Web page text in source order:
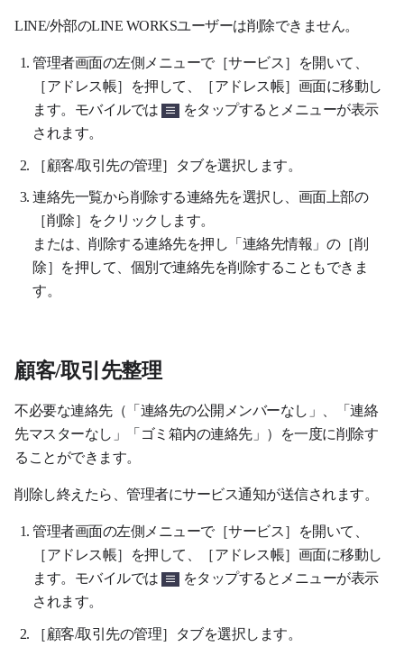
LINE/外部のLINE WORKSユーザーは削除できません。
管理者画面の左側メニューで［サービス］を開いて、
［アドレス帳］を押して、［アドレス帳］画面に移動し
ます。モバイルでは
をタップするとメニューが表示
されます。
［顧客/取引先の管理］タブを選択します。
連絡先一覧から削除する連絡先を選択し、画面上部の
［削除］をクリックします。
または、削除する連絡先を押し「連絡先情報」の［削
除］を押して、個別で連絡先を削除することもできま
す。
顧客/取引先整理
不必要な連絡先（「連絡先の公開メンバーなし」、「連絡
先マスターなし」「ゴミ箱内の連絡先」）を一度に削除す
ることができます。
削除し終えたら、管理者にサービス通知が送信されます。
管理者画面の左側メニューで［サービス］を開いて、
［アドレス帳］を押して、［アドレス帳］画面に移動し
ます。モバイルでは
をタップするとメニューが表示
されます。
［顧客/取引先の管理］タブを選択します。